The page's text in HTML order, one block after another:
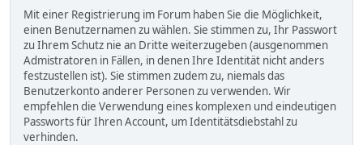
Mit einer Registrierung im Forum haben Sie die Möglichkeit,
einen Benutzernamen zu wählen. Sie stimmen zu, Ihr Passwort
zu Ihrem Schutz nie an Dritte weiterzugeben (ausgenommen
Admistratoren in Fällen, in denen Ihre Identität nicht anders
festzustellen ist). Sie stimmen zudem zu, niemals das
Benutzerkonto anderer Personen zu verwenden. Wir
empfehlen die Verwendung eines komplexen und eindeutigen
Passworts für Ihren Account, um Identitätsdiebstahl zu
verhinden.